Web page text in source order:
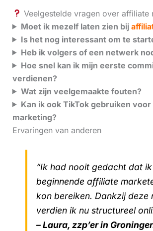
Veelgestelde vragen over affiliate
Moet ik mezelf laten zien bij
Is het nog interessant om te
Heb ik volgers of een netwerk
Hoe snel kan ik mijn eerste
verdienen?
Wat zijn veelgemaakte fouten?
Kan ik ook TikTok gebruiken
marketing?
Ervaringen van anderen
“Ik had nooit gedacht dat
beginnende affiliate
kon bereiken. Dankzij deze
verdien ik nu structureel
– Laura, zzp’er in